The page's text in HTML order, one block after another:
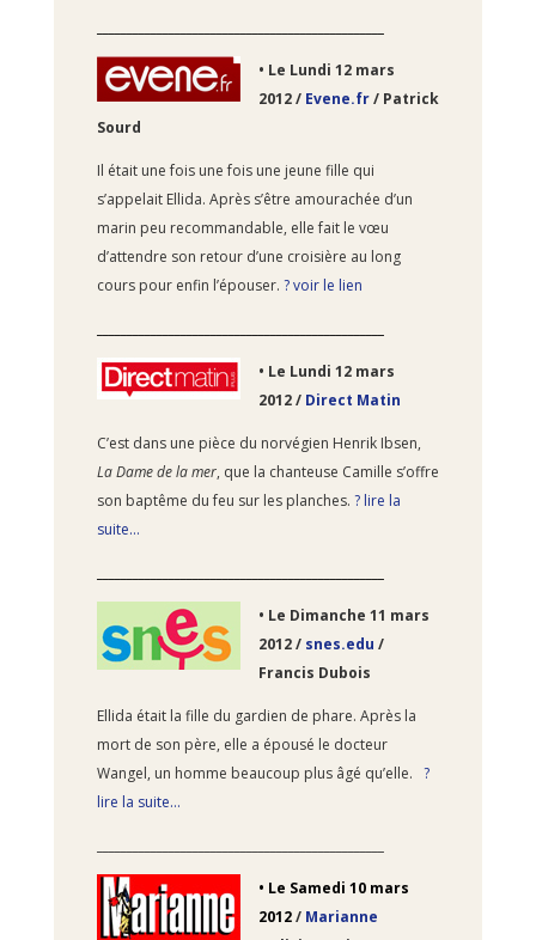
• Le Lundi 12 mars
2012 / Evene.fr/ Patrick
Sourd
Il était une fois une fois une jeune fille qui
s’appelait Ellida. Après s’être amourachée d’un
marin peu recommandable, elle fait le vœu
d’attendre son retour d’une croisière au long
cours pour enfin l’épouser. ? voir le lien
• Le Lundi 12 mars
2012 / Direct Matin
C’est dans une pièce du norvégien Henrik Ibsen,
La Dame de la mer, que la chanteuse Camille s’offre
son baptême du feu sur les planches. ? lire la
suite…
• Le Dimanche 11 mars
2012 / snes.edu /
Francis Dubois
Ellida était la fille du gardien de phare. Après la
mort de son père, elle a épousé le docteur
Wangel, un homme beaucoup plus âgé qu’elle. ?
lire la suite…
• Le Samedi 10 mars
2012/ Marianne